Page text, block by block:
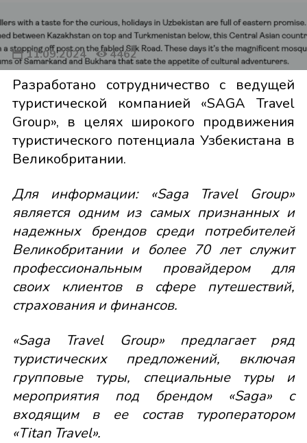
11.09.2024 4462
Разработано сотрудничество с ведущей
туристической компанией «SAGA Travel
Group», в целях широкого продвижения
туристического потенциала Узбекистана в
Великобритании.
Для информации: «Saga Travel Group»
является одним из самых признанных и
надежных брендов среди потребителей
Великобритании и более 70 лет служит
профессиональным провайдером для
своих клиентов в сфере путешествий,
страхования и финансов.
«Saga Travel Group» предлагает ряд
туристических предложений, включая
групповые туры, специальные туры и
мероприятия под брендом «Saga» с
входящим в ее состав туроператором
«Titan Travel».